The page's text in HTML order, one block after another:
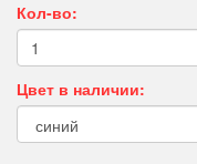
Кол-во:
Цвет в наличии: